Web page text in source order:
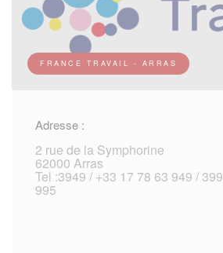
FRANCE TRAVAIL - ARRAS
Adresse :
2 rue de la Symphorine
62000 Arras
Tel :3949 / +33 17 78 63 949 /
995